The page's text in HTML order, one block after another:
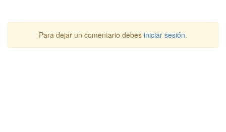
Para dejar un comentario debes iniciar sesión.